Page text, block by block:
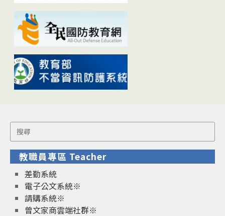
Search
for:
教職員專區 Teacher
差勤系統
電子公文系統※
請購系統※
曾文家商雲端社群※